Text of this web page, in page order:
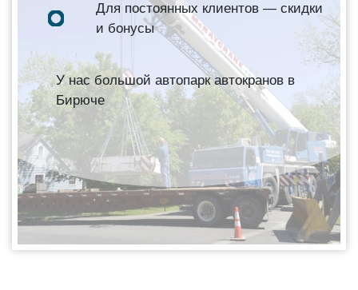
Для постоянных клиентов — скидки
и бонусы
У нас большой автопарк автокранов в
Бирюче